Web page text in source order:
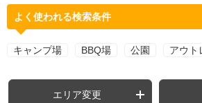
よく使われる検索条件
キャンプ場 BBQ場 公園 アウト
エリア変更